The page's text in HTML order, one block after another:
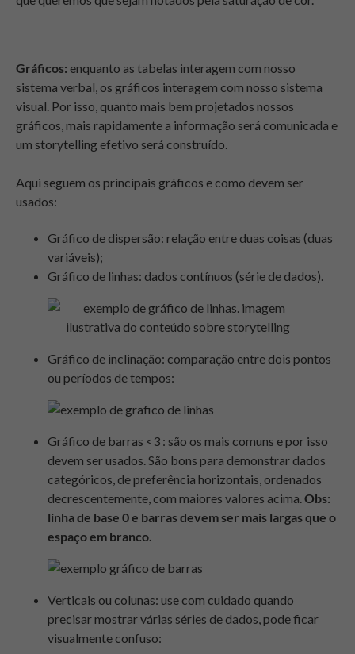
Gráficos: enquanto as tabelas interagem com nosso
sistema verbal, os gráficos interagem com nosso sistema
visual. Por isso, quanto mais bem projetados nossos
gráficos, mais rapidamente a informação será comunicada e
um storytelling efetivo será construído.
Aqui seguem os principais gráficos e como devem ser
usados:
Gráfico de dispersão: relação entre duas coisas (duas
variáveis);
Gráfico de linhas: dados contínuos (série de dados).
Gráfico de inclinação: comparação entre dois pontos
ou períodos de tempos:
Gráfico de barras <3 : são os mais comuns e por isso
devem ser usados. São bons para demonstrar dados
categóricos, de preferência horizontais, ordenados
decrescentemente, com maiores valores acima.Obs:
linha de base 0 e barras devem ser mais largas que o
espaço em branco.
Verticais ou colunas: use com cuidado quando
precisar mostrar várias séries de dados, pode ficar
visualmente confuso: